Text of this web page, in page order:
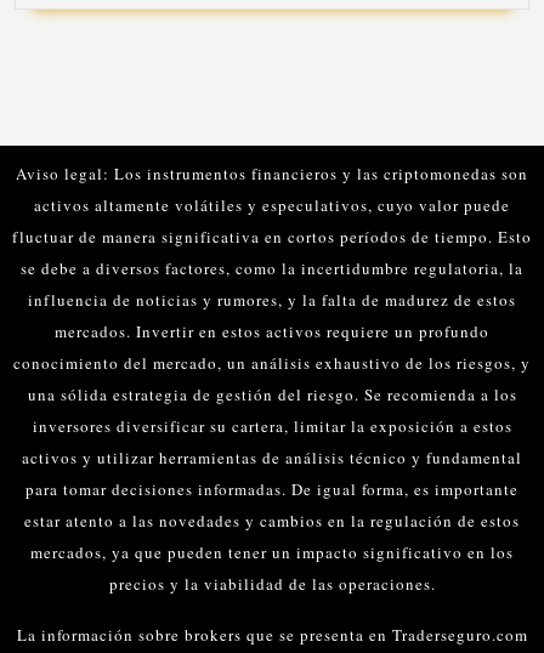
Aviso legal: Los instrumentos financieros y las criptomonedas son
activos altamente volátiles y especulativos, cuyo valor puede
fluctuar de manera significativa en cortos períodos de tiempo. Esto
se debe a diversos factores, como la incertidumbre regulatoria, la
influencia de noticias y rumores, y la falta de madurez de estos
mercados. Invertir en estos activos requiere un profundo
conocimiento del mercado, un análisis exhaustivo de los riesgos, y
una sólida estrategia de gestión del riesgo. Se recomienda a los
inversores diversificar su cartera, limitar la exposición a estos
activos y utilizar herramientas de análisis técnico y fundamental
para tomar decisiones informadas. De igual forma, es importante
estar atento a las novedades y cambios en la regulación de estos
mercados, ya que pueden tener un impacto significativo en los
precios y la viabilidad de las operaciones.
La información sobre brokers que se presenta en Traderseguro.com